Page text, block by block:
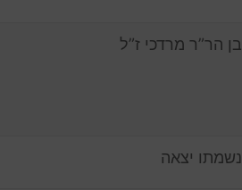
בן הר”ר מרדכי ז”ל
נשמתו יצאה